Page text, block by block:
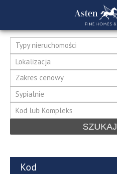
Typy nieruchomości
Lokalizacja
Zakres cenowy
Sypialnie
SZUKAJ
Kod